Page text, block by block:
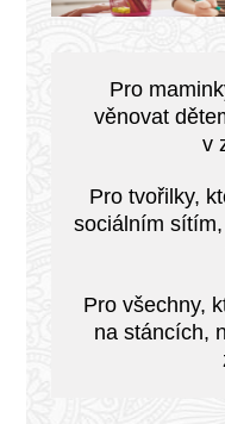
Pro
věnovat
v
Pro tvořilky,
sociálním
Pro všechny,
na stáncích,